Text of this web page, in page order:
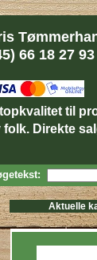
66 18 27 93
til
Direkte
Aktuelle